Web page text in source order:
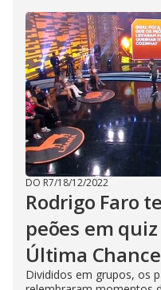
DO R7/18/12/2022
Rodrigo Faro
peões em
Última Chance
Divididos em grupos, os